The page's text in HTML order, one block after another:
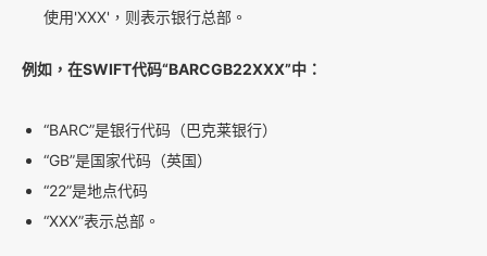
使用'XXX'，则表示银行总部。
例如，在SWIFT代码“BARCGB22XXX”中：
“BARC”是银行代码（巴克莱银行）
“GB”是国家代码（英国）
“22”是地点代码
“XXX”表示总部。